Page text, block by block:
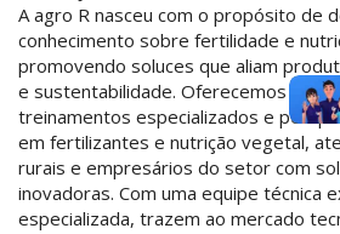
A agro R nasceu com o propósito de
conhecimento sobre fertilidade e
promovendo soluces que aliam
e sustentabilidade. Oferecemos
treinamentos especializados e
em fertilizantes e nutrição vegetal,
rurais e empresários do setor com
inovadoras. Com uma equipe técnica
especializada, trazem ao mercado